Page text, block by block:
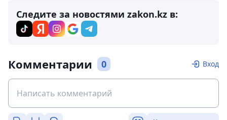
Следите за новостями zakon.kz в:
Комментарии 0 Вход